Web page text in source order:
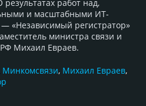
работ над,
и масштабными ИТ-
«Независимый регистратор»
министра связи и
Михаил Евраев.
Минкомсвязи, Михаил Евраев,